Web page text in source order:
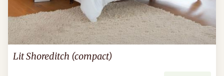
Lit Shoreditch (compact)